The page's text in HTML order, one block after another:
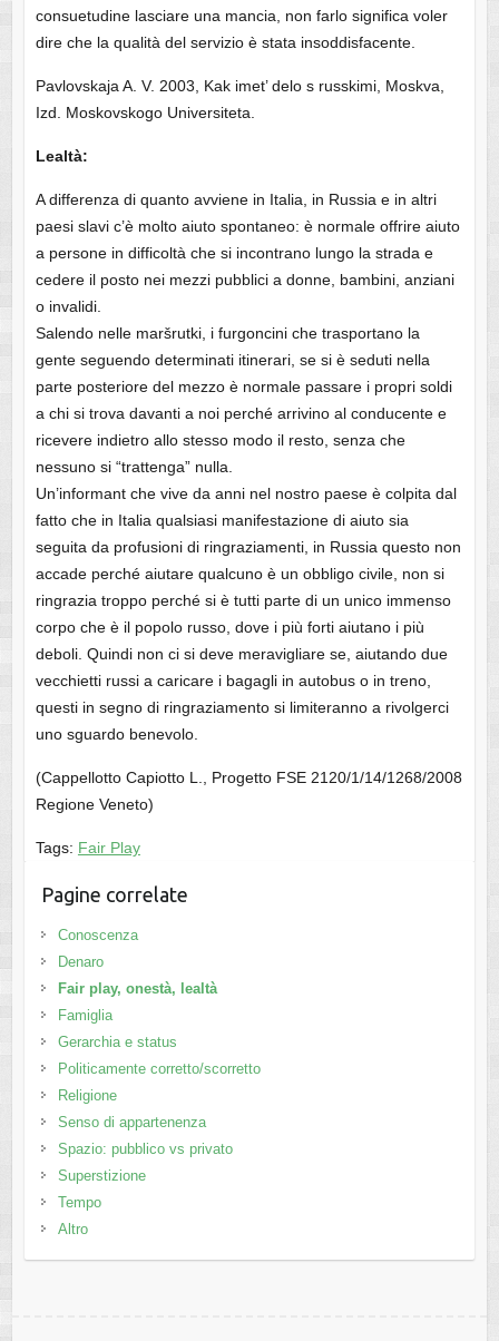
consuetudine lasciare una mancia, non farlo significa voler
dire che la qualità del servizio è stata insoddisfacente.
Pavlovskaja A. V. 2003, Kak imet’ delo s russkimi, Moskva,
Izd. Moskovskogo Universiteta.
Lealtà:
A differenza di quanto avviene in Italia, in Russia e in altri
paesi slavi c’è molto aiuto spontaneo: è normale offrire aiuto
a persone in difficoltà che si incontrano lungo la strada e
cedere il posto nei mezzi pubblici a donne, bambini, anziani
o invalidi.
Salendo nelle maršrutki, i furgoncini che trasportano la
gente seguendo determinati itinerari, se si è seduti nella
parte posteriore del mezzo è normale passare i propri soldi
a chi si trova davanti a noi perché arrivino al conducente e
ricevere indietro allo stesso modo il resto, senza che
nessuno si “trattenga” nulla.
Un’informant che vive da anni nel nostro paese è colpita dal
fatto che in Italia qualsiasi manifestazione di aiuto sia
seguita da profusioni di ringraziamenti, in Russia questo non
accade perché aiutare qualcuno è un obbligo civile, non si
ringrazia troppo perché si è tutti parte di un unico immenso
corpo che è il popolo russo, dove i più forti aiutano i più
deboli. Quindi non ci si deve meravigliare se, aiutando due
vecchietti russi a caricare i bagagli in autobus o in treno,
questi in segno di ringraziamento si limiteranno a rivolgerci
uno sguardo benevolo.
(Cappellotto Capiotto L., Progetto FSE 2120/1/14/1268/2008
Regione Veneto)
Tags: Fair Play
Pagine correlate
Conoscenza
Denaro
Fair play, onestà, lealtà
Famiglia
Gerarchia e status
Politicamente corretto/scorretto
Religione
Senso di appartenenza
Spazio: pubblico vs privato
Superstizione
Tempo
Altro